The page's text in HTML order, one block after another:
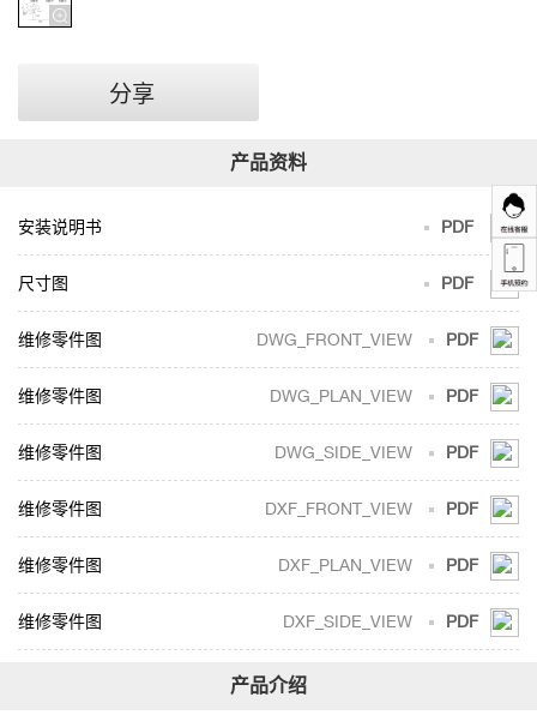
分享
PDF
安装说明书
PDF
尺寸图
PDF
DWG_FRONT_VIEW
PDF
DWG_PLAN_VIEW
PDF
DWG_SIDE_VIEW
PDF
DXF_FRONT_VIEW
PDF
DXF_PLAN_VIEW
PDF
DXF_SIDE_VIEW